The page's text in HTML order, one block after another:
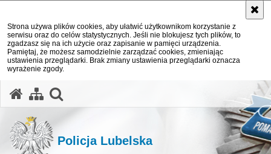
Strona używa plików cookies, aby ułatwić użytkownikom korzystanie z
serwisu oraz do celów statystycznych. Jeśli nie blokujesz tych plików, to
zgadzasz się na ich użycie oraz zapisanie w pamięci urządzenia.
Pamiętaj, że możesz samodzielnie zarządzać cookies, zmieniając
ustawienia przeglądarki. Brak zmiany ustawienia przeglądarki oznacza
wyrażenie zgody.
Policja Lubelska